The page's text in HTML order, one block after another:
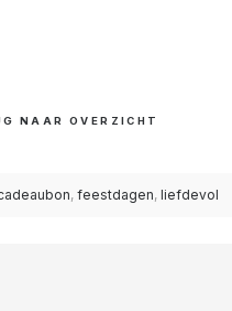
NAAR OVERZICHT
,feestdagen,liefdevol